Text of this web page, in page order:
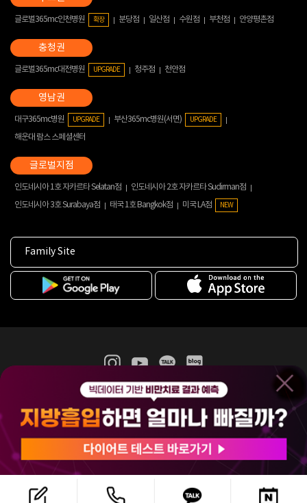
글로벌365mc인천병원 확장 분당점 일산점 수원점 부천점 안양평촌점
글로벌365mc대전병원 UPGRADE 청주점 천안점
대구365mc병원 UPGRADE 부산365mc병원(서면) UPGRADE
해운대 람스 스페셜센터
인도네시아 1호 자카르타 Selatan점
인도네시아 2호 자카르타 Sudirman점
인도네시아 3호 Surabaya점
태국 1호 Bangkok점 미국 LA점 NEW
Family Site
365mc 병·의원 이용약관
홈페이지 이용약관
비급여진료수가
(주)365mcㅣ서울특별시 서초구 서초대로52길 7, 3~4층(서초동, 제일빌딩)
120-87-04354ㅣ김남철
COPYRIGHT(C) 2025 365mc. ALL RIGHTS RESERVED.